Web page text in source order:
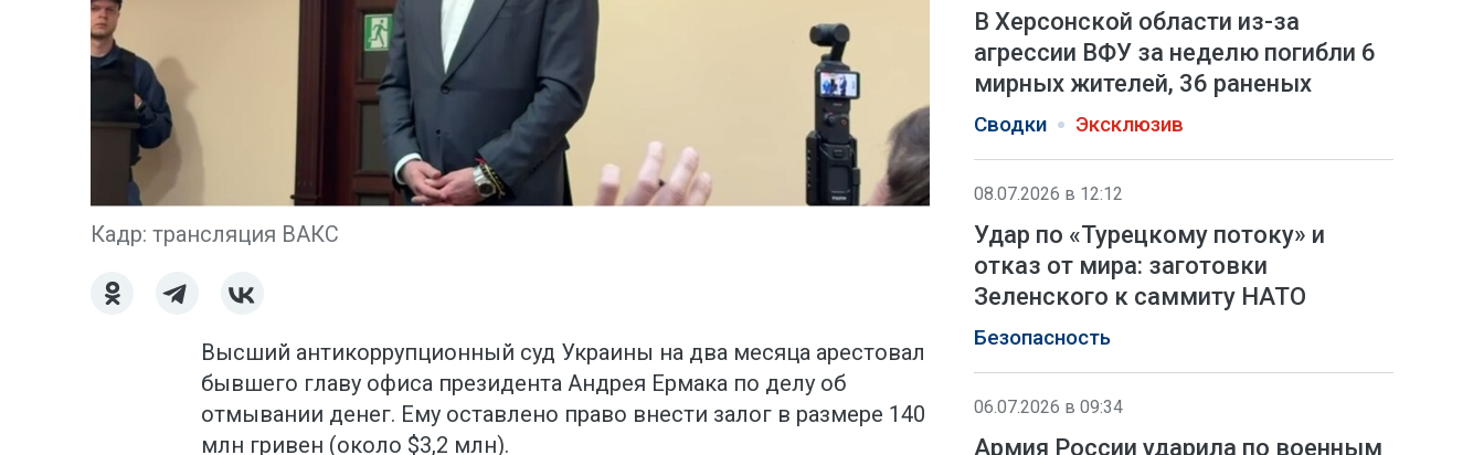
Кадр: трансляция ВАКС
Высший антикоррупционный суд Украины на два месяца арестовал
бывшего главу офиса президента Андрея Ермака по делу об
отмывании денег. Ему оставлено право внести залог в размере 140
млн гривен (около $3,2 млн).
В Херсонской области из-за
агрессии ВФУ за неделю погибли 6
мирных жителей, 36 раненых
Сводки Эксклюзив
08.07.2026 в 12:12
Удар по «Турецкому потоку» и
отказ от мира: заготовки
Зеленского к саммиту НАТО
Безопасность
06.07.2026 в 09:34
Армия России ударила по военным